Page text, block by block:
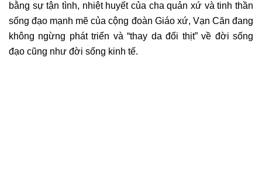
bằng sự tận tình, nhiệt huyết của cha quản xứ và tinh thần
sống đạo mạnh mẽ của cộng đoàn Giáo xứ, Vạn Căn đang
không ngừng phát triển và “thay da đổi thịt” về đời sống
đạo cũng như đời sống kinh tế.